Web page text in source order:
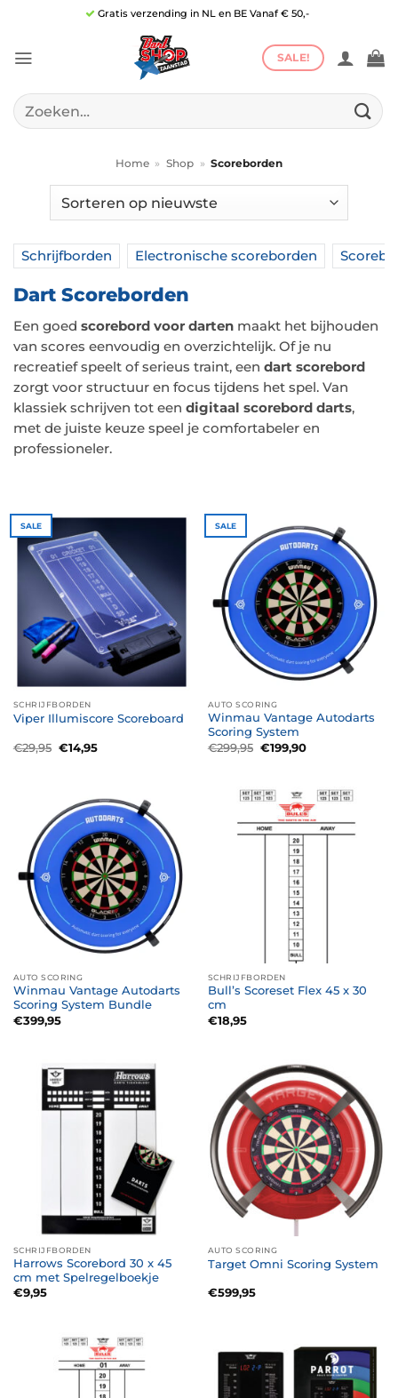
inhoud
Gratis verzending in NL en BE Vanaf € 50,-
SALE!
Zoeken
naar:
Home » Shop » Scoreborden
Schrijfborden Electronische scoreborden
Dart Scoreborden
Een goed scorebord voor darten maakt het bijhouden
van scores eenvoudig en overzichtelijk. Of je nu
recreatief speelt of serieus traint, een dart scorebord
zorgt voor structuur en focus tijdens het spel. Van
klassiek schrijven tot een digitaal scorebord darts,
met de juiste keuze speel je comfortabeler en
professioneler.
SALE
SCHRIJFBORDEN
Viper Illumiscore Scoreboard
€29,95 Oorspronkelijke
prijs
€14,95Huidige
SALE
AUTO SCORING
Winmau Vantage Autodarts
Scoring System
€299,95 Oorspronkelijke
prijs
€199,90Huidige
AUTO SCORING
Winmau Vantage Autodarts
Scoring System Bundle
€399,95
SCHRIJFBORDEN
Bull’s Scoreset Flex 45 x 30
cm
€18,95
SCHRIJFBORDEN
Harrows Scorebord 30 x 45
cm met Spelregelboekje
€9,95
AUTO SCORING
Target Omni Scoring System
€599,95